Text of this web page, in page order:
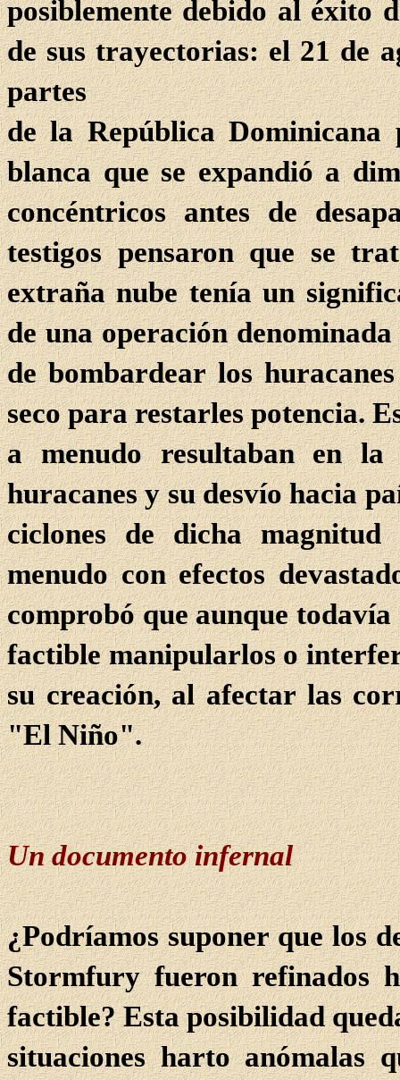
posiblemente debido al éxito
de sus trayectorias: el 21 de
partes
de la República
blanca que se expandió a
concéntricos antes de
testigos pensaron que se
extraña nube tenía un
de una operación
de bombardear los
seco para restarles potencia.
a menudo resultaban en
huracanes y su desvío hacia
ciclones de dicha magnitud
menudo con efectos
comprobó que aunque
factible manipularlos o
su creación, al afectar las
"El Niño".
Un documento infernal
¿Podríamos suponer que los
Stormfury fueron refinados
factible? Esta posibilidad
situaciones harto anómalas